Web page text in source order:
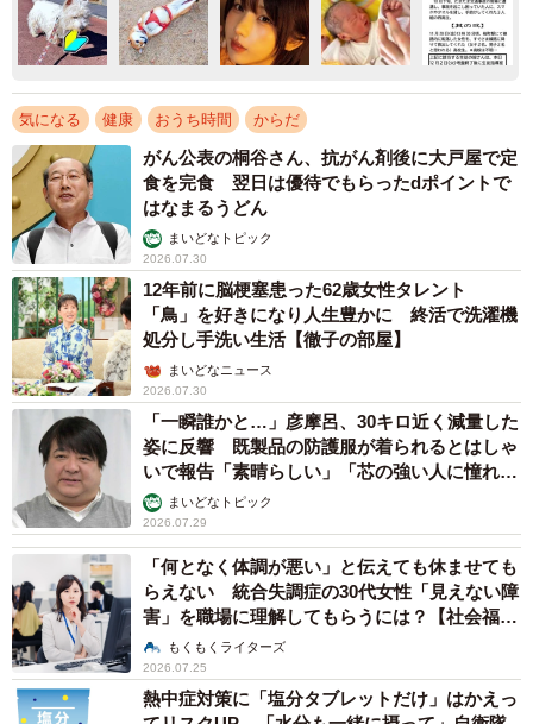
気になる 健康 おうち時間 からだ
がん公表の桐谷さん、抗がん剤後に大戸屋で定
食を完食 翌日は優待でもらったdポイントで
はなまるうどん
まいどなトピック
2026.07.30
12年前に脳梗塞患った62歳女性タレント
「鳥」を好きになり人生豊かに 終活で洗濯機
処分し手洗い生活【徹子の部屋】
まいどなニュース
2026.07.30
「一瞬誰かと…」彦摩呂、30キロ近く減量した
姿に反響 既製品の防護服が着られるとはしゃ
いで報告「素晴らしい」「芯の強い人に憧れま
す」まいどなトピック
2026.07.29
「何となく体調が悪い」と伝えても休ませても
らえない 統合失調症の30代女性「見えない障
害」を職場に理解してもらうには？【社会福祉
士が解説】
もくもくライターズ
2026.07.25
熱中症対策に「塩分タブレットだけ」はかえっ